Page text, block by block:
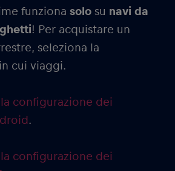
funziona solo su navi da
! Per acquistare un
seleziona la
cui viaggi.
configurazione dei
.
configurazione dei